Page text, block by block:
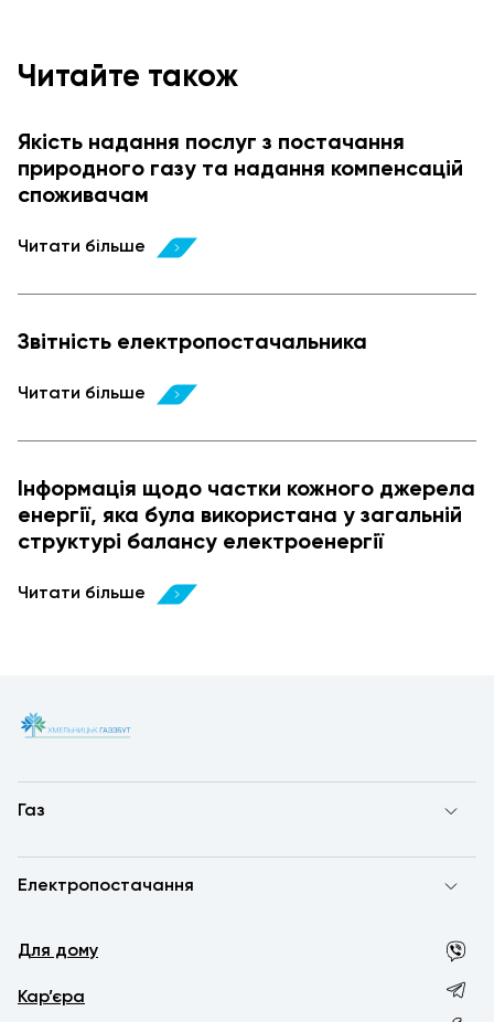
Читайте також
Якість надання послуг з постачання
природного газу та надання компенсацій
споживачам
Читати більше
Звітність електропостачальника
Читати більше
Інформація щодо частки кожного джерела
енергії, яка була використана у загальній
структурі балансу електроенергії
Читати більше
Газ
Електропостачання
Для дому
Кар’єра